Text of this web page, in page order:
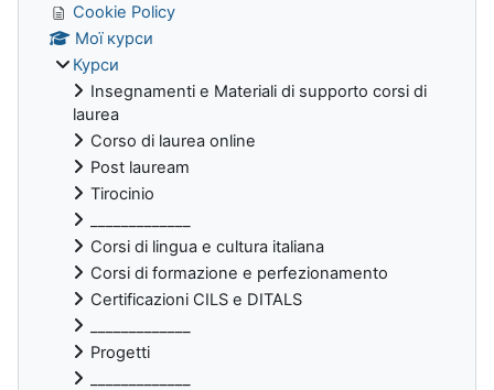
Cookie Policy
Мої курси
Курси
Insegnamenti e Materiali di supporto corsi di
laurea
Corso di laurea online
Post lauream
Tirocinio
Corsi di lingua e cultura italiana
Corsi di formazione e perfezionamento
Certificazioni CILS e DITALS
Progetti